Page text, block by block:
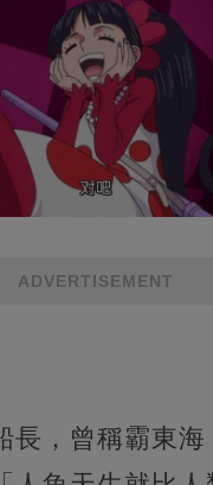
ADVERTISEMENT
長，曾稱霸東海